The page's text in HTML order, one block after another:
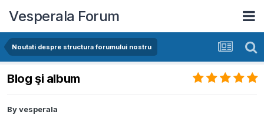
Vesperala Forum
Noutati despre structura forumului nostru
Blog şi album
Byvesperala